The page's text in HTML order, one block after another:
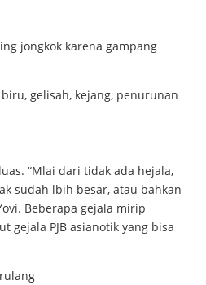
jongkok karena gampang
gelisah, kejang, penurunan
“Mlai dari tidak ada hejala,
sudah lbih besar, atau bahkan
Beberapa gejala mirip
gejala PJB asianotik yang bisa